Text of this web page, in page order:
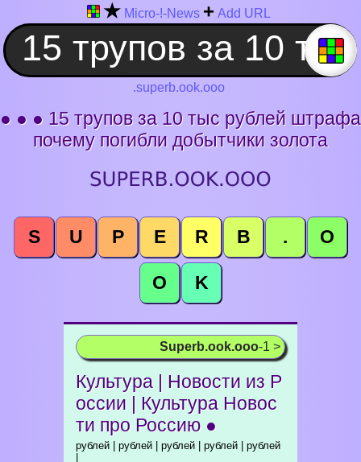
★ Micro-!-News + Add URL
.superb.ook.ooo
● ● ● 15 трупов за 10 тыс рублей штрафа
почему погибли добытчики золота
S U P E R B . O
O K
Superb.ook.ooo-1 >
Культура | Новости из Р
оссии | Культура Новос
ти про Россию ●
рублей | рублей | рублей | рублей | рублей